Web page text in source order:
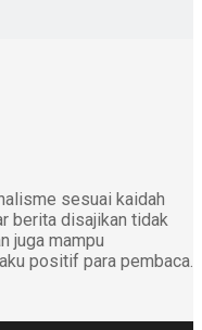
sesuai kaidah
berita disajikan tidak
juga mampu
positif para pembaca.